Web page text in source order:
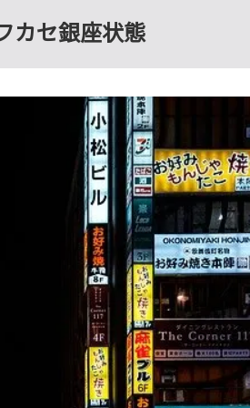
カセ銀座状態